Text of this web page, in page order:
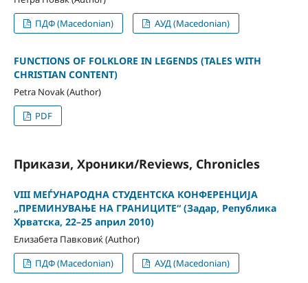
ПДФ (Macedonian)
АУД (Macedonian)
FUNCTIONS OF FOLKLORE IN LEGENDS (TALES WITH
CHRISTIAN CONTENT)
Petra Novak (Author)
PDF
Прикази, Хроники/Reviews, Chronicles
VIII МЕЃУНАРОДНА СТУДЕНТСКА КОНФЕРЕНЦИЈА
„ПРЕМИНУВАЊЕ НА ГРАНИЦИТЕ“ (Задар, Република
Хрватска, 22–25 април 2010)
Елизабета Павковиќ (Author)
ПДФ (Macedonian)
АУД (Macedonian)